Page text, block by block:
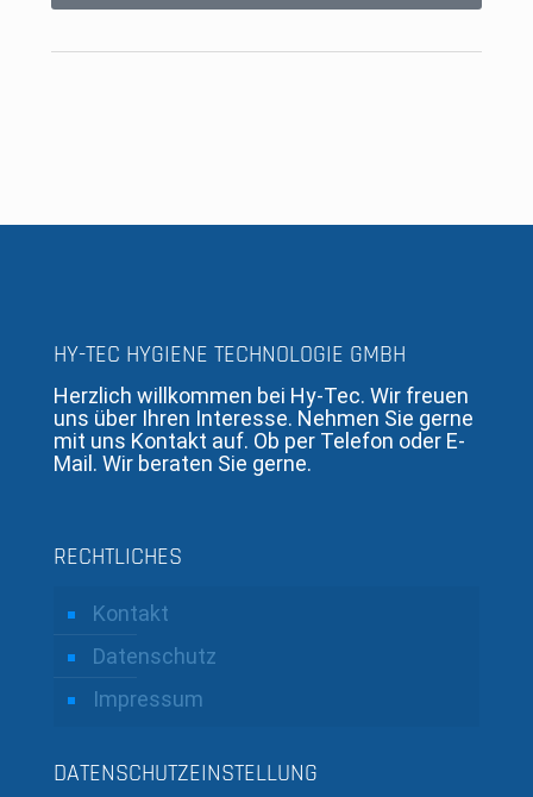
HY-TEC HYGIENE TECHNOLOGIE GMBH
Herzlich willkommen bei Hy-Tec. Wir freuen
uns über Ihren Interesse. Nehmen Sie gerne
mit uns Kontakt auf. Ob per Telefon oder E-
Mail. Wir beraten Sie gerne.
RECHTLICHES
Kontakt
Datenschutz
Impressum
DATENSCHUTZEINSTELLUNG